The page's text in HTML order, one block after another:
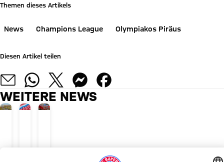
Themen dieses Artikels
News Champions League Olympiakos Piräus
Diesen Artikel teilen
WEITERE NEWS
kommen
am